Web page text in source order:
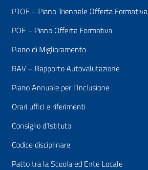
PTOF – Piano Triennale Offerta Formativa
POF – Piano Offerta Formativa
Piano di Miglioramento
RAV – Rapporto Autovalutazione
Piano Annuale per l’Inclusione
Orari uffici e riferimenti
Consiglio d’Istituto
Codice disciplinare
Patto tra la Scuola ed Ente Locale